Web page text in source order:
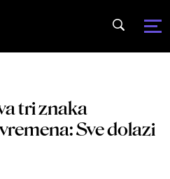
tri znaka
Sve dolazi